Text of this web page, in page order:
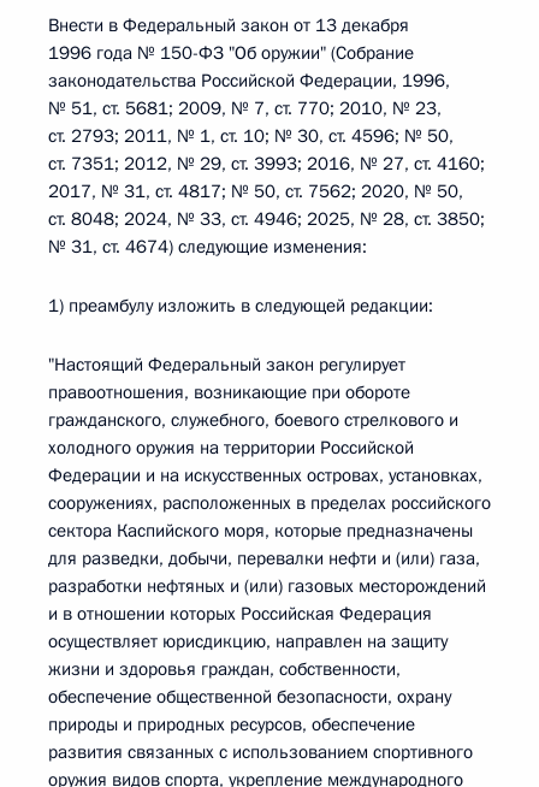
Внести в Федеральный закон от 13 декабря
1996 года № 150-ФЗ "Об оружии" (Собрание
законодательства Российской Федерации, 1996,
№ 51, ст. 5681; 2009, № 7, ст. 770; 2010, № 23,
ст. 2793; 2011, № 1, ст. 10; № 30, ст. 4596; № 50,
ст. 7351; 2012, № 29, ст. 3993; 2016, № 27, ст. 4160;
2017, № 31, ст. 4817; № 50, ст. 7562; 2020, № 50,
ст. 8048; 2024, № 33, ст. 4946; 2025, № 28, ст. 3850;
№ 31, ст. 4674) следующие изменения:
1) преамбулу изложить в следующей редакции:
"Настоящий Федеральный закон регулирует
правоотношения, возникающие при обороте
гражданского, служебного, боевого стрелкового и
холодного оружия на территории Российской
Федерации и на искусственных островах, установках,
сооружениях, расположенных в пределах российского
сектора Каспийского моря, которые предназначены
для разведки, добычи, перевалки нефти и (или) газа,
разработки нефтяных и (или) газовых месторождений
и в отношении которых Российская Федерация
осуществляет юрисдикцию, направлен на защиту
жизни и здоровья граждан, собственности,
обеспечение общественной безопасности, охрану
природы и природных ресурсов, обеспечение
развития связанных с использованием спортивного
оружия видов спорта, укрепление международного